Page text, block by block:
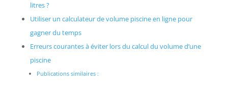
litres ?
Utiliser un calculateur de volume piscine en ligne pour
gagner du temps
Erreurs courantes à éviter lors du calcul du volume d’une
piscine
Publications similaires :